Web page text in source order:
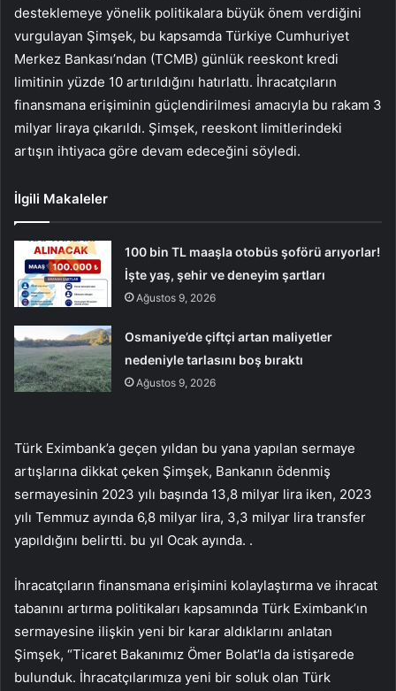
desteklemeye yönelik politikalara büyük önem verdiğini
vurgulayan Şimşek, bu kapsamda Türkiye Cumhuriyet
Merkez Bankası’ndan (TCMB) günlük reeskont kredi
limitinin yüzde 10 artırıldığını hatırlattı. İhracatçıların
finansmana erişiminin güçlendirilmesi amacıyla bu rakam 3
milyar liraya çıkarıldı. Şimşek, reeskont limitlerindeki
artışın ihtiyaca göre devam edeceğini söyledi.
İlgili Makaleler
100 bin TL maaşla otobüs şoförü arıyorlar!
İşte yaş, şehir ve deneyim şartları
Ağustos 9, 2026
Osmaniye’de çiftçi artan maliyetler
nedeniyle tarlasını boş bıraktı
Ağustos 9, 2026
Türk Eximbank’a geçen yıldan bu yana yapılan sermaye
artışlarına dikkat çeken Şimşek, Bankanın ödenmiş
sermayesinin 2023 yılı başında 13,8 milyar lira iken, 2023
yılı Temmuz ayında 6,8 milyar lira, 3,3 milyar lira transfer
yapıldığını belirtti. bu yıl Ocak ayında. .
İhracatçıların finansmana erişimini kolaylaştırma ve ihracat
tabanını artırma politikaları kapsamında Türk Eximbank’ın
sermayesine ilişkin yeni bir karar aldıklarını anlatan
Şimşek, “Ticaret Bakanımız Ömer Bolat’la da istişarede
bulunduk. İhracatçılarımıza yeni bir soluk olan Türk